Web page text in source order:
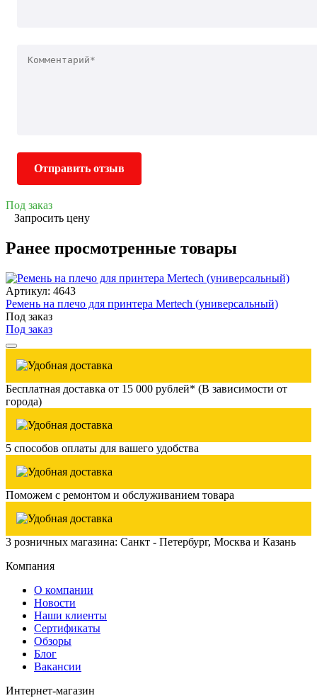
Отправить отзыв
Под заказ
Запросить цену
Ранее просмотренные товары
Артикул: 4643
Ремень на плечо для принтера Mertech (универсальный)
Под заказ
Под заказ
Бесплатная доставка от 15 000 рублей* (В зависимости от
города)
5 способов оплаты для вашего удобства
Поможем с ремонтом и обслуживанием товара
3 розничных магазина: Санкт - Петербург, Москва и Казань
Компания
О компании
Новости
Наши клиенты
Сертификаты
Обзоры
Блог
Вакансии
Интернет-магазин